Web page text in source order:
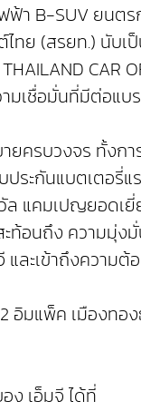
ฟ้า B-SUV ยนต
ทย (สรยท.) นับเ
CAR
เชื่อมั่นที่มีต่อแบ
ครบวงจร ทั้งกา
ระกันแบตเตอรี่
ล แคมเปญยอดเ
อนถึง ความมุ่ง
ะเข้าถึงความต้
อิมแพ็ค เมืองทอ
ง เอ็มจี ได้ที่